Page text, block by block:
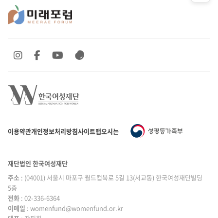
이용약관개인정보처리방침사이트맵오시는 길
SNS 바로가기
SNS 바로가기SNS 바로가기
SNS 바로가기
재단법인 한국여성재단
주소 : (04001) 서울시 마포구 월드컵북로 5길 13(서교동) 한국여성재단빌딩
5층
전화 : 02-336-6364
|
이메일 : womenfund@womenfund.or.kr